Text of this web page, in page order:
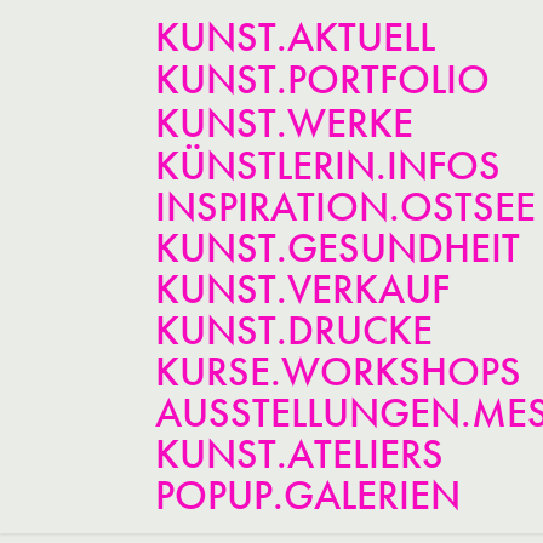
KUNST.AKTUELL
KUNST.PORTFOLIO
KUNST.WERKE
KÜNSTLERIN.INFOS
INSPIRATION.OSTSEE
KUNST.GESUNDHEIT
KUNST.VERKAUF
KUNST.DRUCKE
KURSE.WORKSHOPS
KUNST.ATELIERS
POPUP.GALERIEN